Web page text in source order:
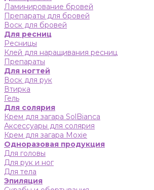
Ламинирование бровей
Препараты для бровей
Воск для бровей
Для ресниц
Ресницы
Клей для наращивания ресниц
Препараты
Для ногтей
Воск для рук
Втирка
Гель
Для солярия
Крем для загара SolBianca
Аксессуары для солярия
Крем для загара Moxie
Одноразовая продукция
Для головы
Для рук и ног
Для тела
Эпиляция